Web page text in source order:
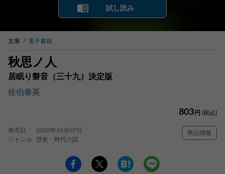
試し読み
文庫 電子書籍
秋思ノ人
居眠り磐音（三十九）決定版
佐伯泰英
803 円 (税込)
発売日
2020年10月07日
ジャンル
歴史・時代小説
商品情報